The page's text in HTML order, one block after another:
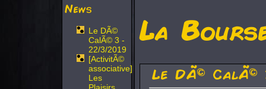
News
Le DÃ©
CalÃ© 3 -
22/3/2019
[ActivitÃ©
associative]
Les
La
Le DÃ© CalÃ©